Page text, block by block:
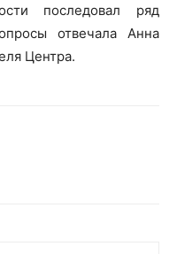
последовал ряд
отвечала Анна
Центра.